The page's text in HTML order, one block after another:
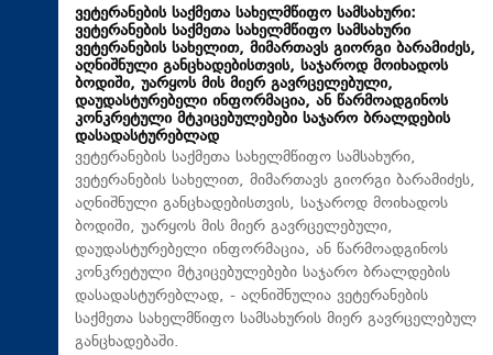
ვეტერანების საქმეთა სახელმწიფო სამსახური:
ვეტერანების საქმეთა სახელმწიფო სამსახური
ვეტერანების სახელით, მიმართავს გიორგი ბარამიძეს,
აღნიშნული განცხადებისთვის, საჯაროდ მოიხადოს
ბოდიში, უარყოს მის მიერ გავრცელებული,
დაუდასტურებელი ინფორმაცია, ან წარმოადგინოს
კონკრეტული მტკიცებულებები საჯარო ბრალდების
დასადასტურებლად
ვეტერანების საქმეთა სახელმწიფო სამსახური,
ვეტერანების სახელით, მიმართავს გიორგი ბარამიძეს,
აღნიშნული განცხადებისთვის, საჯაროდ მოიხადოს
ბოდიში, უარყოს მის მიერ გავრცელებული,
დაუდასტურებელი ინფორმაცია, ან წარმოადგინოს
კონკრეტული მტკიცებულებები საჯარო ბრალდების
დასადასტურებლად, - აღნიშნულია ვეტერანების
საქმეთა სახელმწიფო სამსახურის მიერ გავრცელებულ
განცხადებაში.